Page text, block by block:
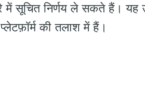
सूचित निर्णय ले सकते हैं। यह
की तलाश में हैं।